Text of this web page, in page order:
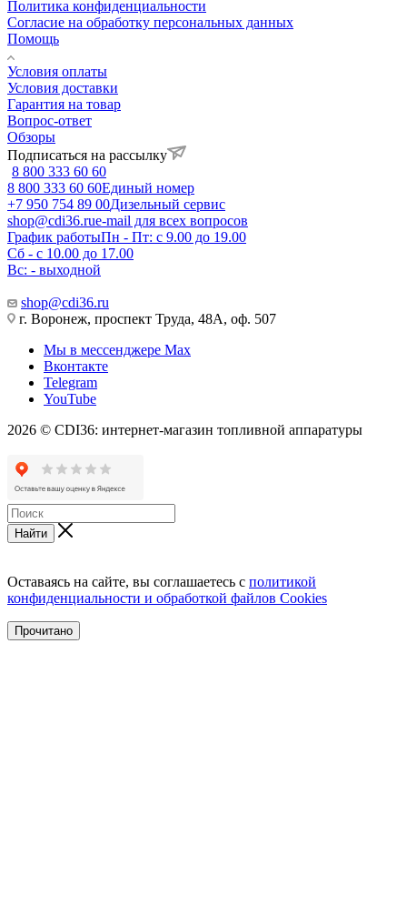
Политика конфиденциальности
Согласие на обработку персональных данных
Помощь
Условия оплаты
Условия доставки
Гарантия на товар
Вопрос-ответ
Обзоры
Подписаться на рассылку
8 800 333 60 60
8 800 333 60 60Единый номер
+7 950 754 89 00Дизельный сервис
shop@cdi36.rue-mail для всех вопросов
График работыПн - Пт: с 9.00 до 19.00
Сб - с 10.00 до 17.00
Вс: - выходной
shop@cdi36.ru
г. Воронеж, проспект Труда, 48А, оф. 507
Мы в мессенджере Max
Вконтакте
Telegram
YouTube
2026 © CDI36: интернет-магазин топливной аппаратуры
Найти
Оставаясь на сайте, вы соглашаетесь с политикой
конфиденциальности и обработкой файлов Cookies
Прочитано